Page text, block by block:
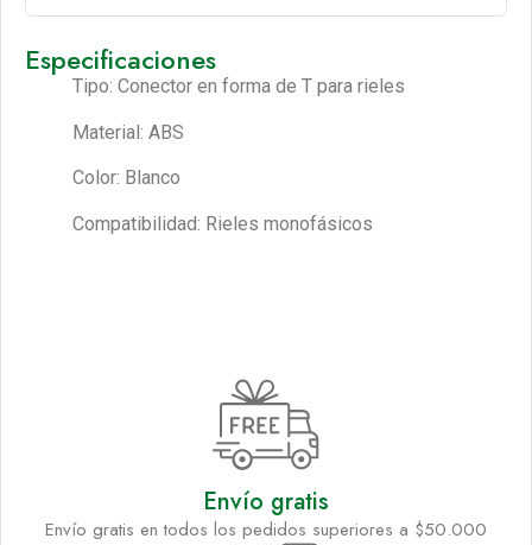
Especificaciones
Tipo: Conector en forma de T para rieles
Material: ABS
Color: Blanco
Compatibilidad: Rieles monofásicos
Envío gratis
Envío gratis en todos los pedidos superiores a $50.000